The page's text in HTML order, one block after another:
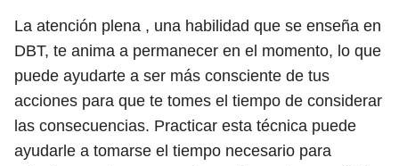
La atención plena , una habilidad que se enseña en
DBT, te anima a permanecer en el momento, lo que
puede ayudarte a ser más consciente de tus
acciones para que te tomes el tiempo de considerar
las consecuencias. Practicar esta técnica puede
ayudarle a tomarse el tiempo necesario para